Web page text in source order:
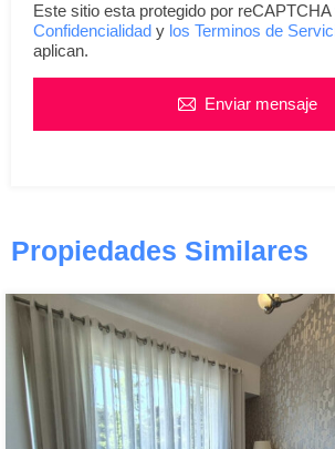
Este sitio esta protegido por reCAPTCHA
Confidencialidad y los Terminos de
aplican.
Enviar mensaje
Propiedades Similares